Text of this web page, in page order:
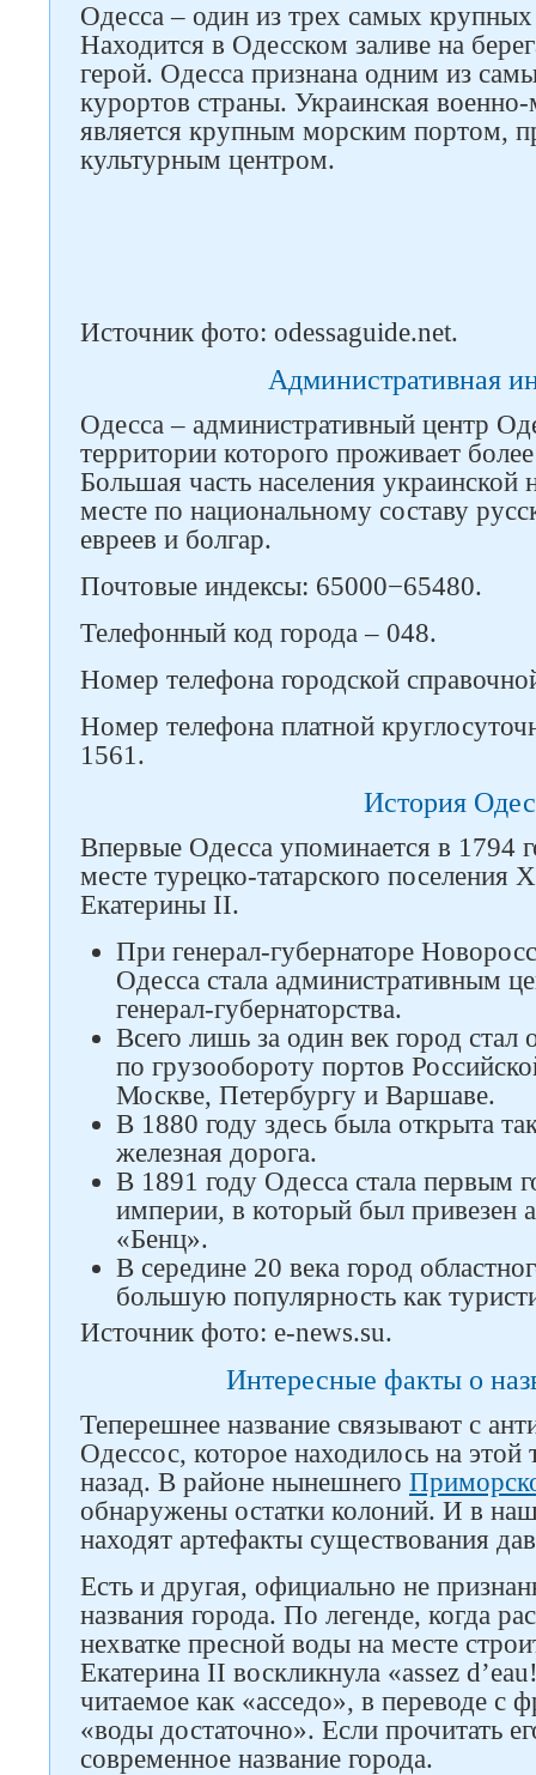
Одесса – один из трех самых
Находится в Одесском заливе на
герой. Одесса признана одним из
курортов страны. Украинская
является крупным морским портом,
культурным центром.
Источник фото: odessaguide.net.
Административная
Одесса – административный центр
территории которого проживает
Большая часть населения украинской
месте по национальному составу
евреев и болгар.
Почтовые индексы: 65000−65480.
Телефонный код города – 048.
Номер телефона городской
Номер телефона платной
1561.
История
Впервые Одесса упоминается в 1794
месте турецко-татарского поселения
Екатерины II.
При генерал-губернаторе
Одесса стала административным
генерал-губернаторства.
Всего лишь за один век город
по грузообороту портов
Москве, Петербургу и Варшаве.
В 1880 году здесь была открыта
железная дорога.
В 1891 году Одесса стала первым
империи, в который был привезен
«Бенц».
В середине 20 века город
большую популярность как
Источник фото: e-news.su.
Интересные факты о
Теперешнее название связывают с
Одессос, которое находилось на этой
назад. В районе нынешнего
обнаружены остатки колоний. И в
находят артефакты существования
Есть и другая, официально не
названия города. По легенде, когда
нехватке пресной воды на месте
Екатерина II воскликнула «assez
читаемое как «асседо», в переводе с
«воды достаточно». Если прочитать
современное название города.